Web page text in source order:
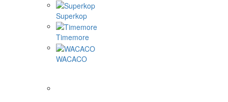
Superkop
Timemore
WACACO